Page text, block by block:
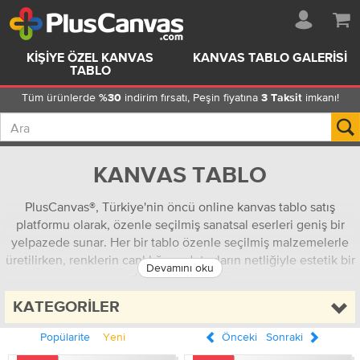
KIŞIYE ÖZEL KANVAS
TABLO
KANVAS TABLO GALERISI
Tüm ürünlerde %30 indirim fırsatı, Peşin fiyatına 3 Taksitimkanı!
KANVAS TABLO
PlusCanvas®, Türkiye'nin öncü online kanvas tablo satış
platformu olarak, özenle seçilmiş sanatsal eserleri geniş bir
yelpazede sunar. Her bir tablo özenle seçilmiş malzemelerle
üretilirken, renklerin canlılığı ve detayların netliğiyle estetik bir
deneyim sunuyor.
Yeni Tablolar -En Çok Satılanlar
-
Kanvas tablo nedir? Kanvas tablo, bir sanat eseri veya
Devamını oku
KATEGORILER
Popülarite Yeni Önceki Sonraki